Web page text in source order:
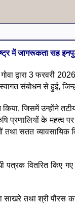
में जागरूकता सह
3 फरवरी
संबोधन से हुई,
जिसमें उन्होंने
के महत्व
सतत व्यावसायिक
वितरित किए
तथा श्री पौरस